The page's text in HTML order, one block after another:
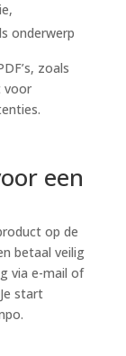
onderwerp
zoals
voor
een
op de
betaal veilig
via e-mail of
start